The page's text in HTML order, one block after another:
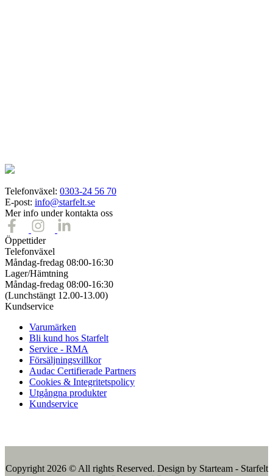
Telefonväxel: 0303-24 56 70
E-post: info@starfelt.se
Mer info under kontakta oss
Öppettider
Telefonväxel
Måndag-fredag 08:00-16:30
Lager/Hämtning
Måndag-fredag 08:00-16:30
(Lunchstängt 12.00-13.00)
Kundservice
Varumärken
Bli kund hos Starfelt
Service - RMA
Försäljningsvillkor
Audac Certifierade Partners
Cookies & Integritetspolicy
Utgångna produkter
Kundservice
Copyright 2026 © All rights Reserved. Design by Starteam - Starfelt